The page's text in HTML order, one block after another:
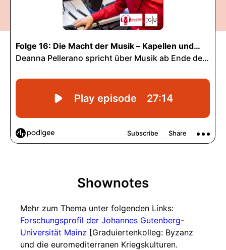
Shownotes
Mehr zum Thema unter folgenden Links:
Forschungsprofil der Johannes Gutenberg-
Universität Mainz [Graduiertenkolleg: Byzanz
und die euromediterranen Kriegskulturen.